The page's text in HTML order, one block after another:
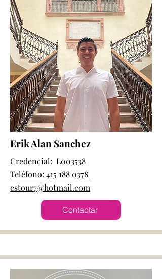
Erik Alan Sanchez
Credencial: L003538
Teléfono: 415 188 0378
estour7@hotmail.com
Contactar